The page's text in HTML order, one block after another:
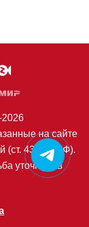
на сайте
(ст. 435 ГК РФ).
уточнять в